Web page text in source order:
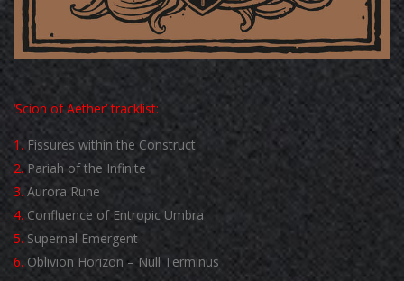
‘Scion of Aether’ tracklist:
1. Fissures within the Construct
2.Pariah of the Infinite
3. Aurora Rune
4. Confluence of Entropic Umbra
5. Supernal Emergent
6. Oblivion Horizon – Null Terminus